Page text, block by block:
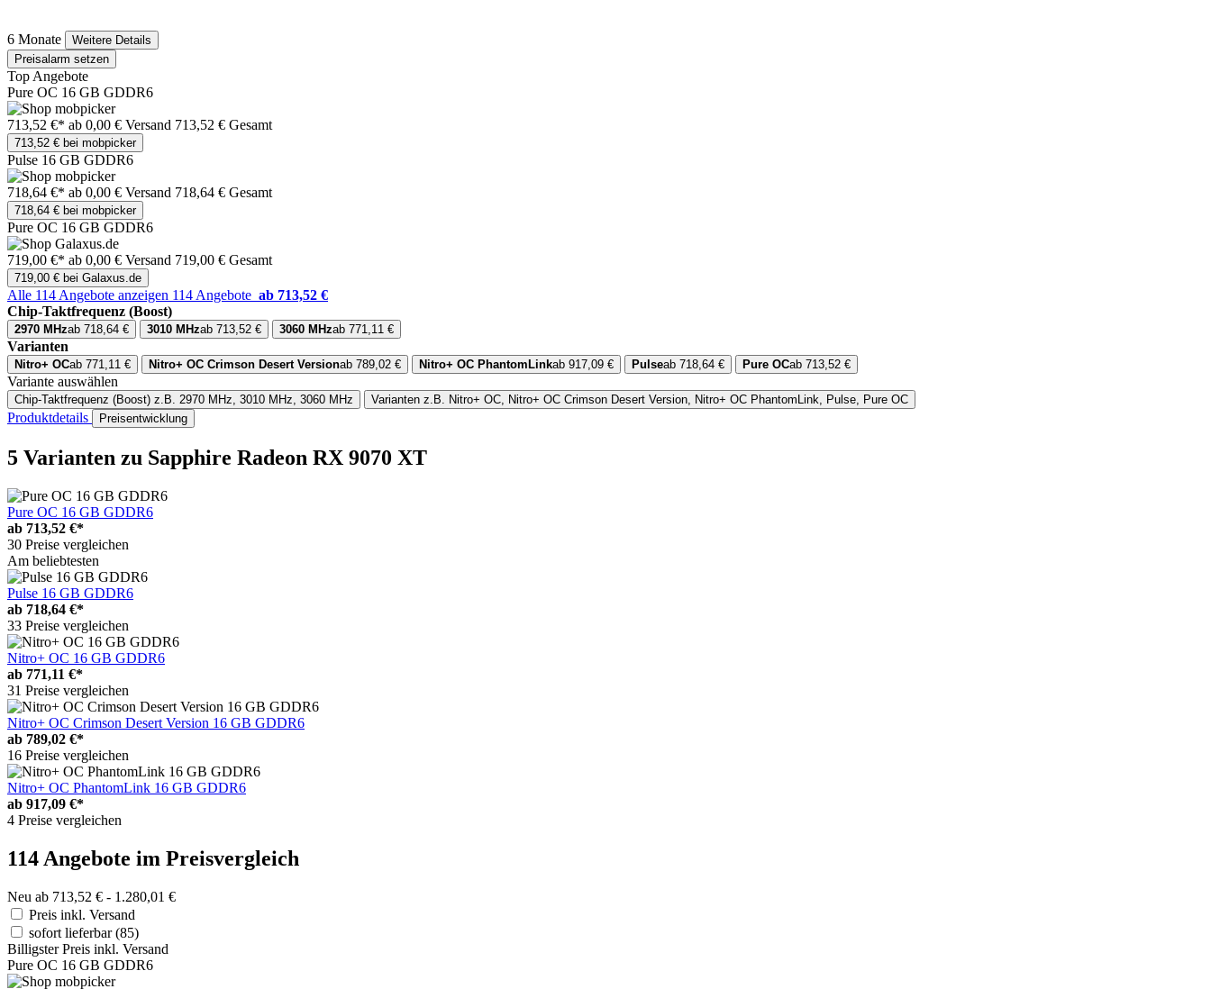
6 Monate
Weitere Details
Preisalarm setzen
Top Angebote
Pure OC 16 GB GDDR6
713,52 €* ab 0,00 € Versand 713,52 € Gesamt
713,52 € bei mobpicker
Pulse 16 GB GDDR6
718,64 €* ab 0,00 € Versand 718,64 € Gesamt
718,64 € bei mobpicker
Pure OC 16 GB GDDR6
719,00 €* ab 0,00 € Versand 719,00 € Gesamt
719,00 € bei Galaxus.de
Alle 114 Angebote anzeigen 114 Angebote ab 713,52 €
Chip-Taktfrequenz (Boost)
2970 MHzab 718,64 € 3010 MHzab 713,52 € 3060 MHzab 771,11 €
Varianten
Nitro+ OCab 771,11 € Nitro+ OC Crimson Desert Versionab 789,02 € Nitro+ OC PhantomLinkab 917,09 € Pulseab 718,64 € Pure OCab 713,52 €
Variante auswählen
Chip-Taktfrequenz (Boost) z.B. 2970 MHz, 3010 MHz, 3060 MHz Varianten z.B. Nitro+ OC, Nitro+ OC Crimson Desert Version, Nitro+ OC PhantomLink, Pulse, Pure OC
Produktdetails Preisentwicklung
5 Varianten zu Sapphire Radeon RX 9070 XT
Pure OC 16 GB GDDR6
ab 713,52 €*
30 Preise vergleichen
Am beliebtesten
Pulse 16 GB GDDR6
ab 718,64 €*
33 Preise vergleichen
Nitro+ OC 16 GB GDDR6
ab 771,11 €*
31 Preise vergleichen
Nitro+ OC Crimson Desert Version 16 GB GDDR6
ab 789,02 €*
16 Preise vergleichen
Nitro+ OC PhantomLink 16 GB GDDR6
ab 917,09 €*
4 Preise vergleichen
114 Angebote im Preisvergleich
Neu ab 713,52 € - 1.280,01 €
Preis inkl. Versand
sofort lieferbar(85)
Billigster Preis inkl. Versand
Pure OC 16 GB GDDR6